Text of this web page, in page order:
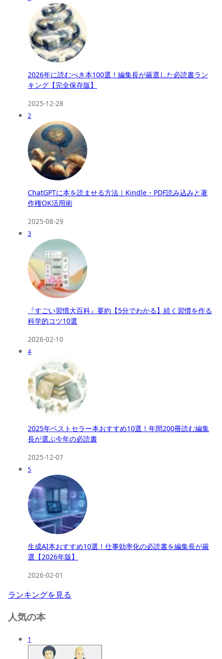
2026年に読むべき本100選！編集長が厳選した必読書ラン
キング【完全保存版】
2025-12-28
2
ChatGPTに本を読ませる方法｜Kindle・PDF読み込みと著
作権OK活用術
2025-08-29
3
『すごい習慣大百科』要約【5分でわかる】続く習慣を作る
科学的コツ10選
2026-02-10
4
2025年ベストセラー本おすすめ10選！年間200冊読む編集
長が選ぶ今年の必読書
2025-12-07
5
生成AI本おすすめ10選！仕事効率化の必読書を編集長が厳
選【2026年版】
2026-02-01
ランキングを見る
人気の本
1